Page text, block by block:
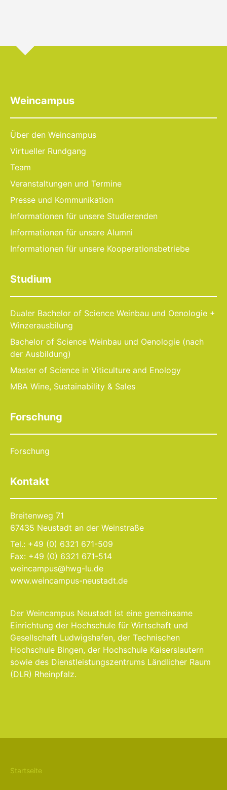
Weincampus
Über den Weincampus
Virtueller Rundgang
Team
Veranstaltungen und Termine
Presse und Kommunikation
Informationen für unsere Studierenden
Informationen für unsere Alumni
Informationen für unsere Kooperationsbetriebe
Studium
Dualer Bachelor of Science Weinbau und Oenologie +
Winzerausbilung
Bachelor of Science Weinbau und Oenologie (nach
der Ausbildung)
Master of Science in Viticulture and Enology
MBA Wine, Sustainability & Sales
Forschung
Forschung
Kontakt
Breitenweg 71
67435 Neustadt an der Weinstraße
Tel.: +49 (0) 6321 671-509
Fax: +49 (0) 6321 671-514
weincampus@hwg-lu.de
www.weincampus-neustadt.de
Der Weincampus Neustadt ist eine gemeinsame
Einrichtung der Hochschule für Wirtschaft und
Gesellschaft Ludwigshafen, der Technischen
Hochschule Bingen, der Hochschule Kaiserslautern
sowie des Dienstleistungszentrums Ländlicher Raum
(DLR) Rheinpfalz.
Startseite